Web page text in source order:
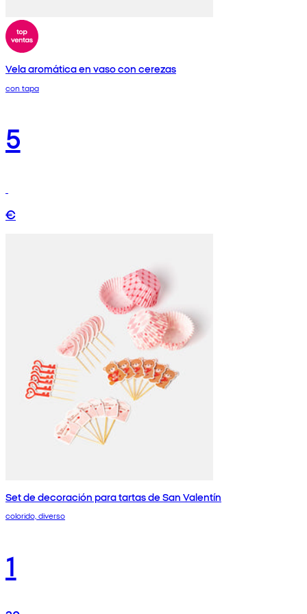
Vela aromática en vaso con cerezas
con tapa
5
€
Set de decoración para tartas de San Valentín
colorido, diverso
1